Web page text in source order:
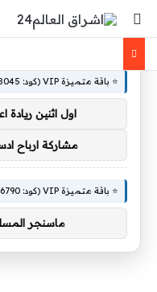
بحث عن
🚀 توصيات :
⭐ باقة متميزة VIP (كود: AA38045):
اول اثنين ريادة
مشاركة ارباح
⭐ باقة متميزة VIP (كود: AA26790):
ماسنجر